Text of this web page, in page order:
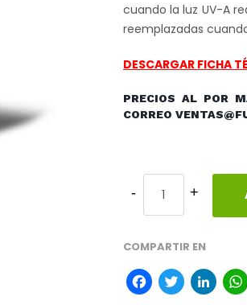
cuando la luz UV-A
reemplazadas
DESCARGAR FICHA
PRECIOS AL POR
CORREO
COMPARTIR EN